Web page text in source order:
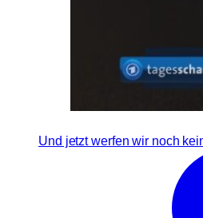
Und jetzt werfen wir noch